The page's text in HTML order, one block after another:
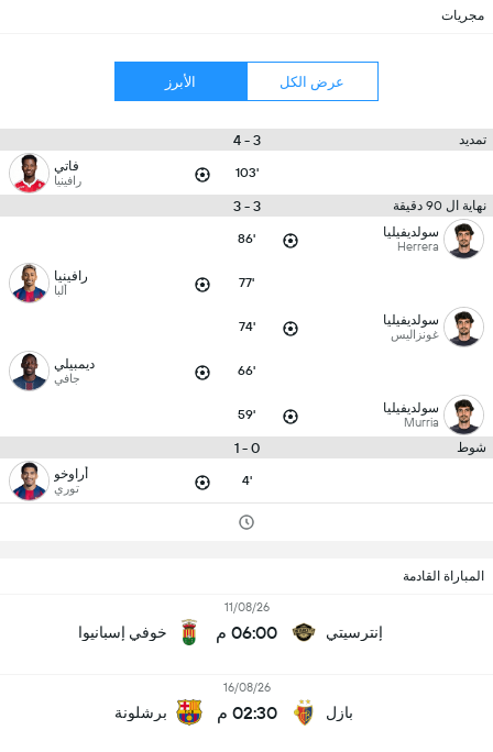
مجريات
عرض الكل الأبرز
تمديد 3 - 4
103' فاتي
رافينيا
نهاية ال 90 دقيقة 3 - 3
سولديفيليا
Herrera
86'
77' رافينيا
ألبا
سولديفيليا
غونزاليس 74'
66' ديمبيلي
جافي
سولديفيليا
Murria
59'
شوط 0 - 1
4' أراوخو
توري
المباراة القادمة
إنترسيتي
11/08/26
06:00 م خوفي إسبانيوا
بازل
16/08/26
02:30 م برشلونة